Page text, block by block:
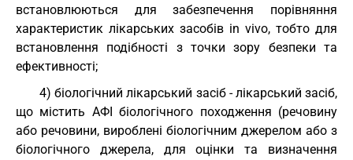
встановлюються для забезпечення порівняння
характеристик лікарських засобів in vivo, тобто для
встановлення подібності з точки зору безпеки та
ефективності;
4) біологічний лікарський засіб - лікарський засіб,
що містить АФІ біологічного походження (речовину
або речовини, вироблені біологічним джерелом або з
біологічного джерела, для оцінки та визначення